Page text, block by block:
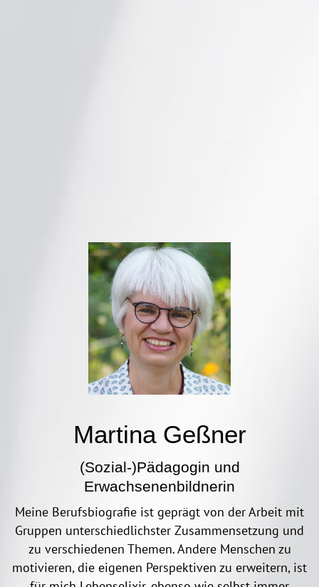
Martina Geßner
(Sozial-)Pädagogin und
Erwachsenenbildnerin
Meine Berufsbiografie ist geprägt von der Arbeit mit
Gruppen unterschiedlichster Zusammensetzung und
zu verschiedenen Themen. Andere Menschen zu
motivieren, die eigenen Perspektiven zu erweitern, ist